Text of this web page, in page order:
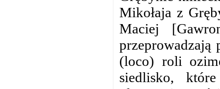
Mikołaja z
Maciej
przeprowadzają
(loco) roli
siedlisko,